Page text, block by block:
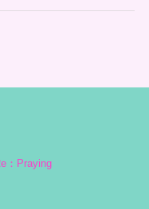
：Praying